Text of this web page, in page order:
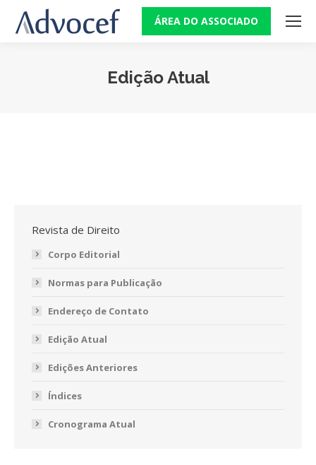
ÁREA DO ASSOCIADO
Edição Atual
Revista de Direito
Corpo Editorial
Normas para Publicação
Endereço de Contato
Edição Atual
Edições Anteriores
Índices
Cronograma Atual